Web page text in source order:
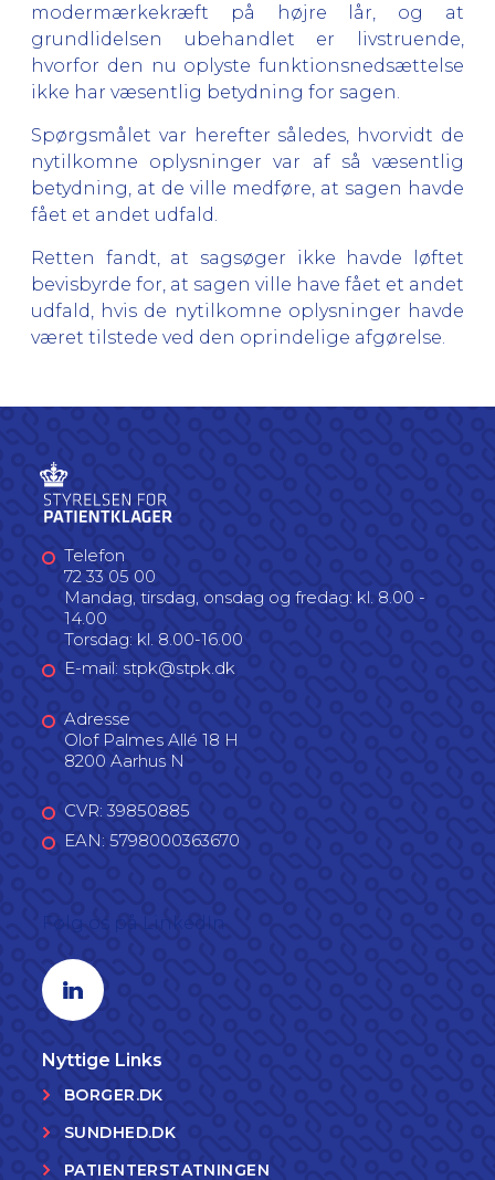
modermærkekræft på højre lår, og at
grundlidelsen ubehandlet er livstruende,
hvorfor den nu oplyste funktionsnedsættelse
ikke har væsentlig betydning for sagen.
Spørgsmålet var herefter således, hvorvidt de
nytilkomne oplysninger var af så væsentlig
betydning, at de ville medføre, at sagen havde
fået et andet udfald.
Retten fandt, at sagsøger ikke havde løftet
bevisbyrde for, at sagen ville have fået et andet
udfald, hvis de nytilkomne oplysninger havde
været tilstede ved den oprindelige afgørelse.
Telefon
72 33 05 00
Mandag, tirsdag, onsdag og fredag: kl. 8.00 -
14.00
Torsdag: kl. 8.00-16.00
E-mail: stpk@stpk.dk
Adresse
Olof Palmes Allé 18 H
8200 Aarhus N
CVR: 39850885
EAN: 5798000363670
Linkedin profil
Nyttige Links
BORGER.DK
SUNDHED.DK
PATIENTERSTATNINGEN